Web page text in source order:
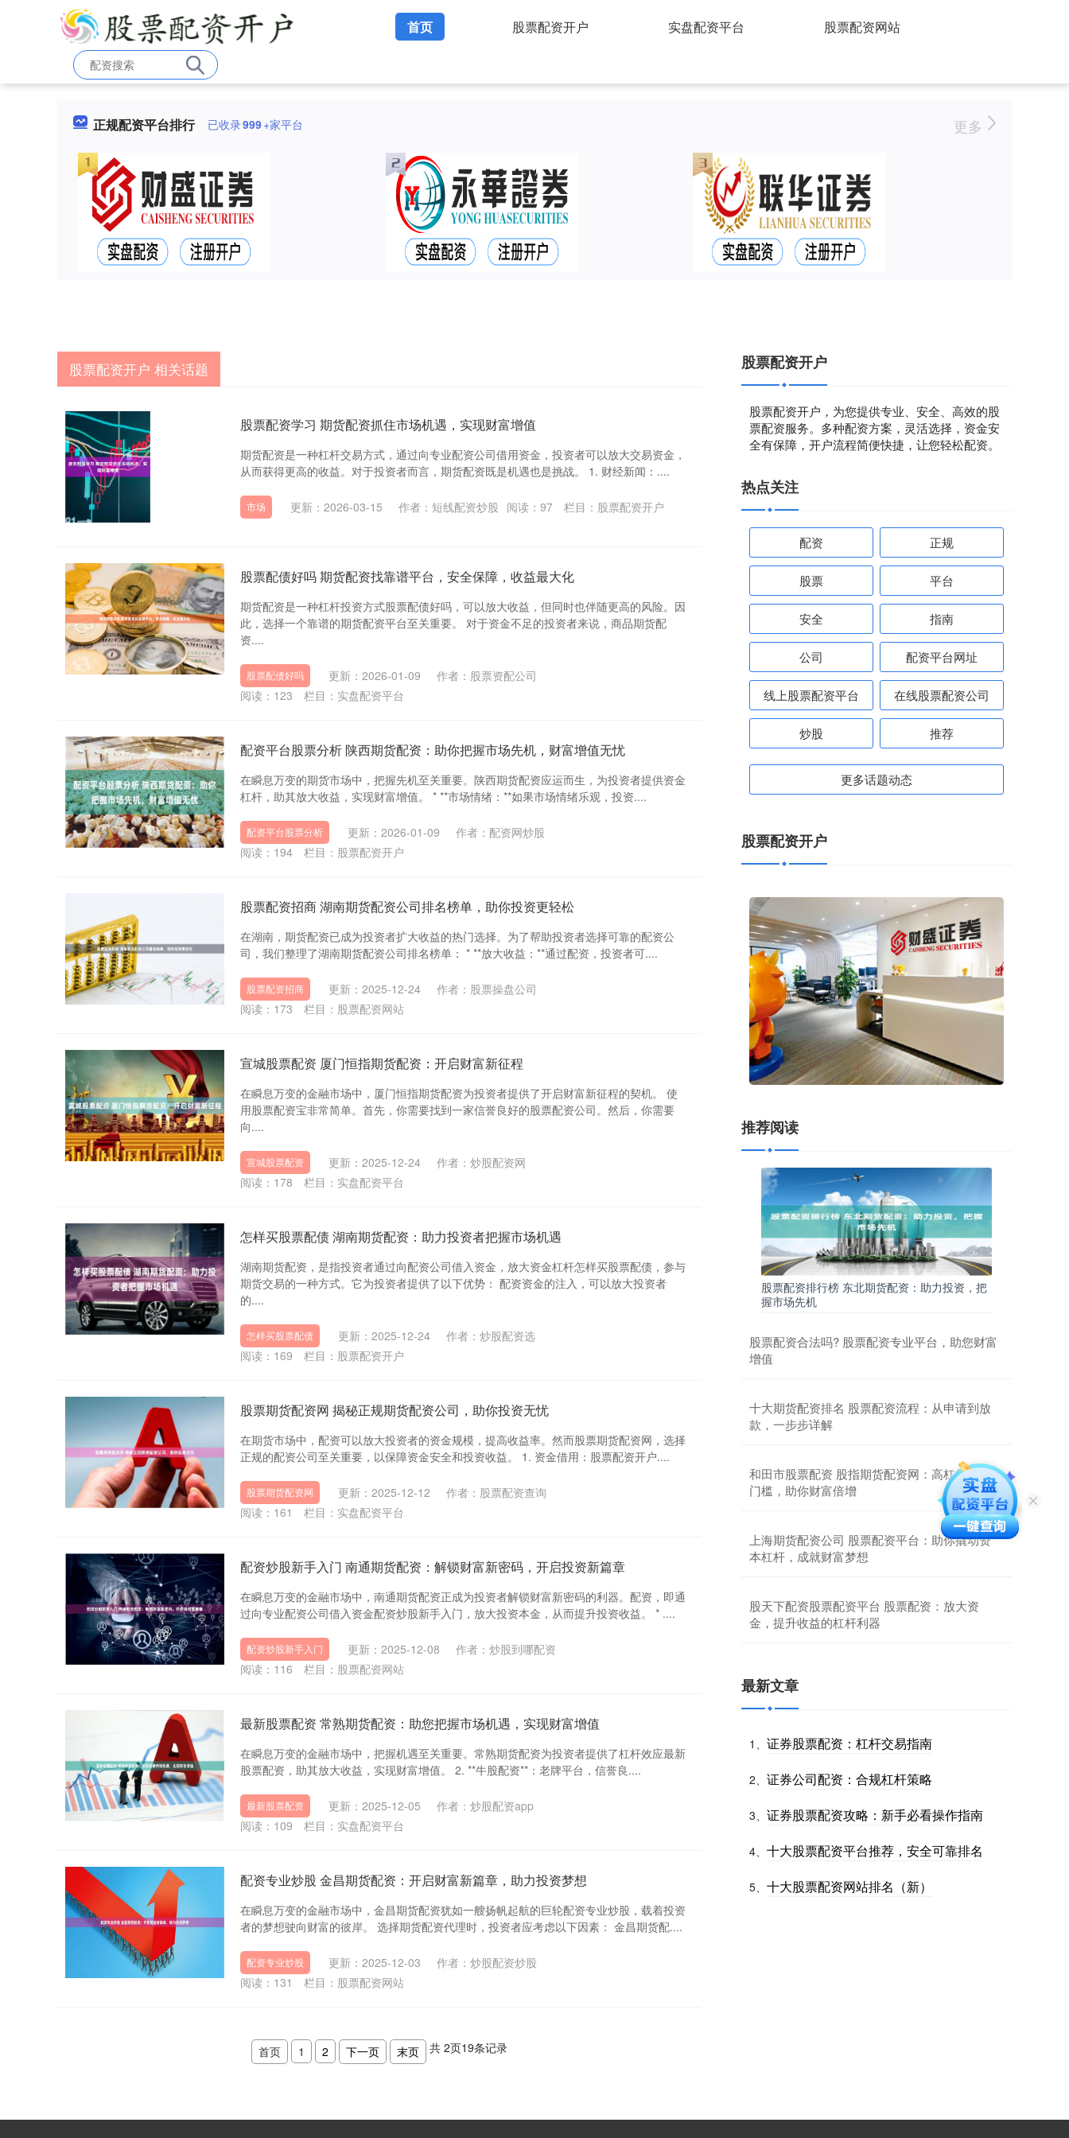
首页 股票配资开户 实盘配资平台 股票配资网站
正规配资平台排行 已收录999+家平台 更多
股票配资开户 相关话题
股票配资学习 期货配资抓住市场机遇，实现财富增值
期货配资是一种杠杆交易方式，通过向专业配资公司借用资金，投资者可以放大交易资金，
从而获得更高的收益。对于投资者而言，期货配资既是机遇也是挑战。 1. 财经新闻：....
市场 更新：2026-03-15 作者：短线配资炒股 阅读： 97 栏目： 股票配资开户
股票配债好吗 期货配资找靠谱平台，安全保障，收益最大化
期货配资是一种杠杆投资方式股票配债好吗，可以放大收益，但同时也伴随更高的风险。因
此，选择一个靠谱的期货配资平台至关重要。 对于资金不足的投资者来说，商品期货配
资....
股票配债好吗 更新：2026-01-09
作者：股票资配公司
阅读： 123 栏目： 实盘配资平台
配资平台股票分析 陕西期货配资：助你把握市场先机，财富增值无忧
在瞬息万变的期货市场中，把握先机至关重要。陕西期货配资应运而生，为投资者提供资金
杠杆，助其放大收益，实现财富增值。 * **市场情绪：**如果市场情绪乐观，投资....
配资平台股票分析 更新：2026-01-09
作者：配资网炒股
阅读： 194 栏目： 股票配资开户
股票配资招商 湖南期货配资公司排名榜单，助你投资更轻松
在湖南，期货配资已成为投资者扩大收益的热门选择。为了帮助投资者选择可靠的配资公
司，我们整理了湖南期货配资公司排名榜单： * **放大收益：**通过配资，投资者可....
股票配资招商 更新：2025-12-24
作者：股票操盘公司
阅读： 173 栏目： 股票配资网站
宣城股票配资 厦门恒指期货配资：开启财富新征程
在瞬息万变的金融市场中，厦门恒指期货配资为投资者提供了开启财富新征程的契机。 使
用股票配资宝非常简单。首先，你需要找到一家信誉良好的股票配资公司。然后，你需要
向....
宣城股票配资 更新：2025-12-24
作者：炒股配资网
阅读： 178 栏目： 实盘配资平台
怎样买股票配债 湖南期货配资：助力投资者把握市场机遇
湖南期货配资，是指投资者通过向配资公司借入资金，放大资金杠杆怎样买股票配债，参与
期货交易的一种方式。它为投资者提供了以下优势： 配资资金的注入，可以放大投资者
的....
怎样买股票配债 更新：2025-12-24
作者：炒股配资选
阅读： 169 栏目： 股票配资开户
股票期货配资网 揭秘正规期货配资公司，助你投资无忧
在期货市场中，配资可以放大投资者的资金规模，提高收益率。然而股票期货配资网，选择
正规的配资公司至关重要，以保障资金安全和投资收益。 1. 资金借用：股票配资开户....
股票期货配资网 更新：2025-12-12
作者：股票配资查询
阅读： 161 栏目： 实盘配资平台
配资炒股新手入门 南通期货配资：解锁财富新密码，开启投资新篇章
在瞬息万变的金融市场中，南通期货配资正成为投资者解锁财富新密码的利器。配资，即通
过向专业配资公司借入资金配资炒股新手入门，放大投资本金，从而提升投资收益。 * ....
配资炒股新手入门 更新：2025-12-08
作者：炒股到哪配资
阅读： 116 栏目： 股票配资网站
最新股票配资 常熟期货配资：助您把握市场机遇，实现财富增值
在瞬息万变的金融市场中，把握机遇至关重要。常熟期货配资为投资者提供了杠杆效应最新
股票配资，助其放大收益，实现财富增值。 2. **牛股配资**：老牌平台，信誉良....
最新股票配资 更新：2025-12-05
作者：炒股配资app
阅读： 109 栏目： 实盘配资平台
配资专业炒股 金昌期货配资：开启财富新篇章，助力投资梦想
在瞬息万变的金融市场中，金昌期货配资犹如一艘扬帆起航的巨轮配资专业炒股，载着投资
者的梦想驶向财富的彼岸。 选择期货配资代理时，投资者应考虑以下因素： 金昌期货配....
配资专业炒股 更新：2025-12-03
作者：炒股配资炒股
阅读： 131 栏目： 股票配资网站
首页 1 2 下一页 末页 共 2页19条记录
股票配资开户
股票配资开户，为您提供专业、安全、高效的股
票配资服务。多种配资方案，灵活选择，资金安
全有保障，开户流程简便快捷，让您轻松配资。
热点关注
配资 正规
股票 平台
安全 指南
公司 配资平台网址
线上股票配资平台 在线股票配资公司
炒股 推荐
更多话题动态
股票配资开户
推荐阅读
股票配资排行榜 东北期货配资：助力投资，把
握市场先机
股票配资合法吗? 股票配资专业平台，助您财富
增值
十大期货配资排名 股票配资流程：从申请到放
款，一步步详解
和田市股票配资 股指期货配资网：高杠杆，低
门槛，助你财富倍增
上海期货配资公司 股票配资平台：助你撬动资
本杠杆，成就财富梦想
股天下配资股票配资平台 股票配资：放大资
金，提升收益的杠杆利器
最新文章
1、 证券股票配资：杠杆交易指南
2、 证券公司配资：合规杠杆策略
3、 证券股票配资攻略：新手必看操作指南
4、 十大股票配资平台推荐，安全可靠排名
5、 十大股票配资网站排名（新）